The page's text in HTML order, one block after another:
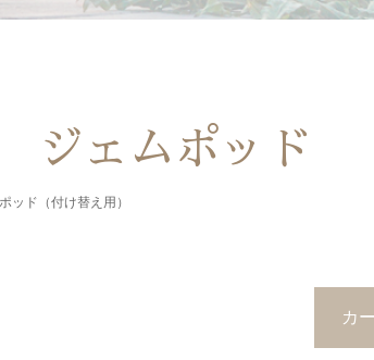
ジェムポッド
ッド（付け替え用）
カ